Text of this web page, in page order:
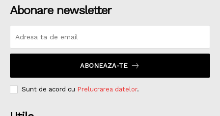
Abonare newsletter
ABONEAZA-TE
Sunt de acord cu Prelucrarea datelor.